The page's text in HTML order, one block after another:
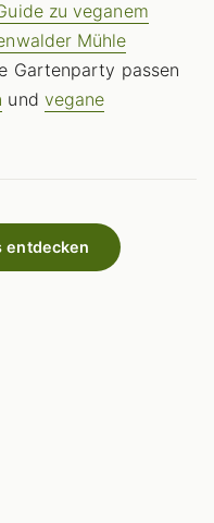
zu veganem
Mühle
Gartenparty passen
und vegane
entdecken